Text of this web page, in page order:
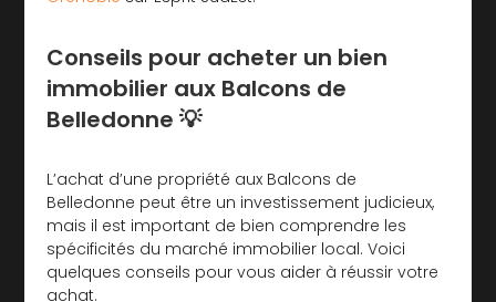
Conseils pour acheter un bien
immobilier aux Balcons de
Belledonne 💡
L’achat d’une propriété aux Balcons de
Belledonne peut être un investissement judicieux,
mais il est important de bien comprendre les
spécificités du marché immobilier local. Voici
quelques conseils pour vous aider à réussir votre
achat.